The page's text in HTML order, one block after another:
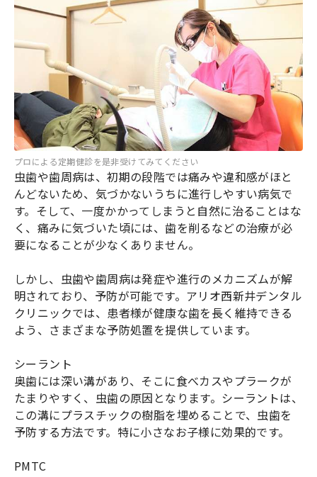
プロによる定期健診を是非受けてみてください
虫歯や歯周病は、初期の段階では痛みや違和感がほと
んどないため、気づかないうちに進行しやすい病気で
す。そして、一度かかってしまうと自然に治ることはな
く、痛みに気づいた頃には、歯を削るなどの治療が必
要になることが少なくありません。
しかし、虫歯や歯周病は発症や進行のメカニズムが解
明されており、予防が可能です。アリオ西新井デンタル
クリニックでは、患者様が健康な歯を長く維持できる
よう、さまざまな予防処置を提供しています。
シーラント
奥歯には深い溝があり、そこに食べカスやプラークが
たまりやすく、虫歯の原因となります。シーラントは、
この溝にプラスチックの樹脂を埋めることで、虫歯を
予防する方法です。特に小さなお子様に効果的です。
PMTC